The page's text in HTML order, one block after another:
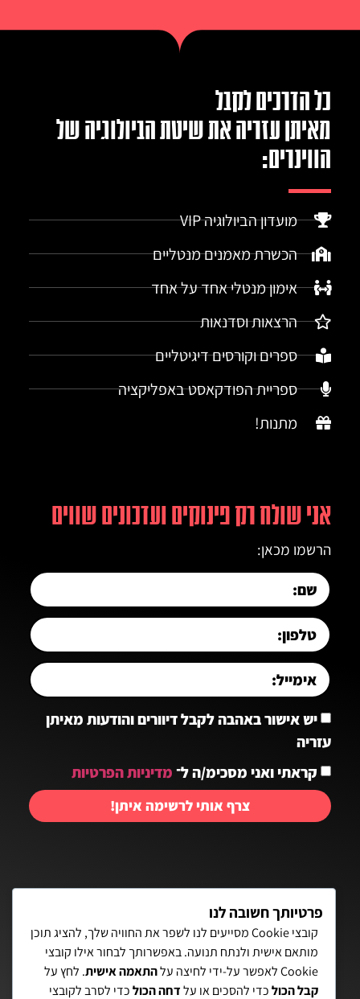
כל הדרכים לקבל
מאיתן עזריה את שיטת הביולוגיה של
הווינרים:
מועדון הביולוגיה VIP
הכשרת מאמנים מנטליים
אימון מנטלי אחד על אחד
הרצאות וסדנאות
ספרים וקורסים דיגיטליים
ספריית הפודקאסט באפליקציה
מתנות!
אני שולח רק פינוקים ועדכונים שווים
הרשמו מכאן:
יש אישור באהבה לקבל דיוורים והודעות מאיתן
עזריה
קראתי ואני מסכימ/ה ל־ מדיניות הפרטיות
צרף אותי לרשימה איתן!
יצירת קשר:
פאת השולחן 15, תל-אביב
פרטיותך חשובה לנו
קובצי Cookie מסייעים לנו לשפר את החוויה שלך, להציג תוכן
מותאם אישית ולנתח תנועה. באפשרותך לבחור אילו קובצי
Cookie לאפשר על-ידי לחיצה על
התאמה אישית. לחץ על
קבל הכולכדי להסכים או עלדחה הכולכדי לסרב לקובצי